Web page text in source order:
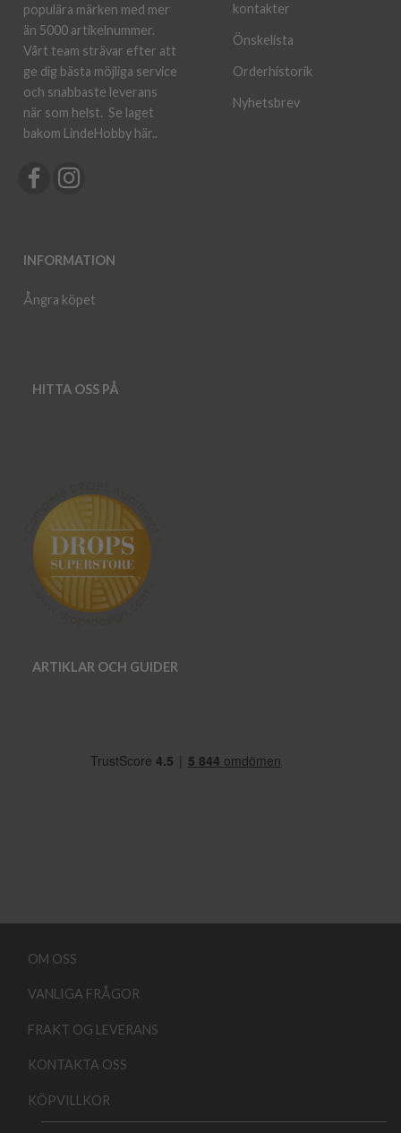
populära märken med mer
än 5000 artikelnummer.
Vårt team strävar efter att
ge dig bästa möjliga service
och snabbaste leverans
när som helst. Se laget
bakom LindeHobby här..
INFORMATION
Ångra köpet
kontakter
Önskelista
Orderhistorik
Nyhetsbrev
HITTA OSS PÅ
ARTIKLAR OCH GUIDER
OM OSS
VANLIGA FRÅGOR
FRAKT OG LEVERANS
KONTAKTA OSS
KÖPVILLKOR